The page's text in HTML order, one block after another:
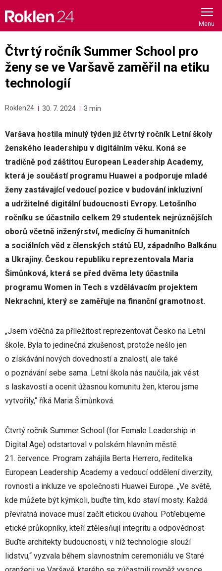
content
Čtvrtý ročník Summer School pro
ženy se ve Varšavě zaměřil na etiku
technologií
Roklen24 30. 7. 2024 3 min
Varšava hostila minulý týden již čtvrtý ročník Letní školy
ženského leadershipu v digitálním věku. Koná se
tradičně pod záštitou European Leadership Academy,
která je součástí programu Huawei a podporuje mladé
ženy zastávající vedoucí pozice v budování inkluzivní
a udržitelné digitální budoucnosti Evropy. Letošního
ročníku se účastnilo celkem 29 studentek nejrůznějších
oborů včetně inženýrství, medicíny či humanitních
a sociálních věd z členských států EU, západního Balkánu
a Ukrajiny. Českou republiku reprezentovala Maria
Šimůnková, která se před dvěma lety účastnila
programu Women in Tech s vzdělávacím projektem
Nekrachni, který se zaměřuje na finanční gramotnost.
„Jsem vděčná za příležitost reprezentovat Česko na Letní
škole. Byla to jedinečná zkušenost, protože nešlo jen
o získávání nových dovedností a znalostí, ale také
o poznávání sebe sama. Letní škola nás naučila, jak vést
s laskavostí a ocenit úžasnou komunitu žen, kterou jsme
vytvořily,“ říká Maria Šimůnková.
Čtvrtý ročník Summer School (for Female Leadership in
Digital Age) odstartoval v polském hlavním městě
21. července. Program zahájila Berta Herrero, ředitelka
European Leadership Academy a vedoucí oddělení diverzity,
rovnosti a inkluze ve společnosti Huawei Europe. „Ve světě,
kde můžete být kýmkoli, buďte tím, kdo staví mosty. Každá
převratná inovace musí začít etickou úvahou. Potřebujeme
etické průkopníky, kteří ztělesňují integritu a odpovědnost.
Buďte architekty budoucnosti, v níž technologie slouží
lidstvu,“ vyzvala během slavnostním ceremoniálu ve Staré